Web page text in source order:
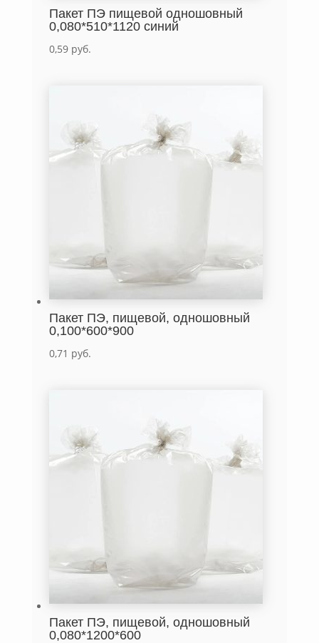
Пакет ПЭ пищевой одношовный
0,080*510*1120 синий
0,59 руб.
Пакет ПЭ, пищевой, одношовный
0,100*600*900
0,71 руб.
Пакет ПЭ, пищевой, одношовный
0,080*1200*600